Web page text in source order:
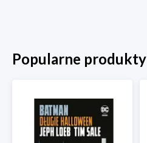
Popularne produkty